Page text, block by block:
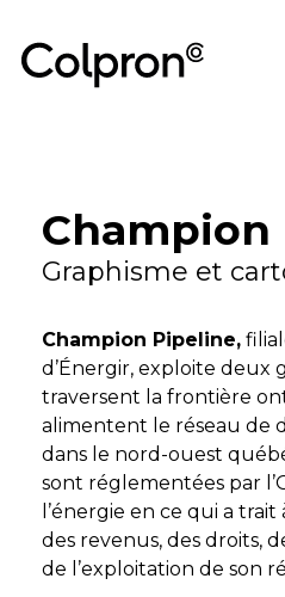
Champion
Graphisme et
Champion Pipeline,
d’Énergir, exploite deux
traversent la frontière
alimentent le réseau de
dans le nord-ouest
sont réglementées par
l’énergie en ce qui a
des revenus, des droits,
de l’exploitation de son